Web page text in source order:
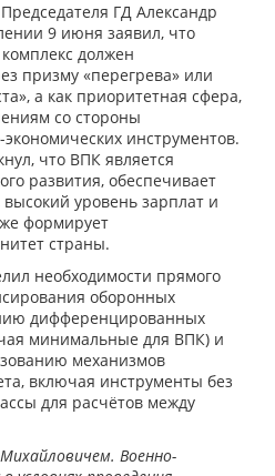
ГД Александр
9 июня заявил, что
должен
призму «перегрева» или
а как приоритетная сфера,
со стороны
инструментов.
что ВПК является
развития, обеспечивает
уровень зарплат и
формирует
страны.
необходимости прямого
оборонных
дифференцированных
минимальные для ВПК) и
механизмов
включая инструменты без
для расчётов между
Военно-